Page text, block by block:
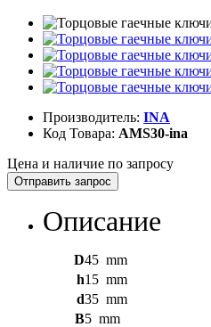
Производитель: INA
Код Товара: AMS30-ina
Цена и наличие по запросу
Отправить запрос
Описание
D45 mm
h15 mm
d35 mm
B5 mm